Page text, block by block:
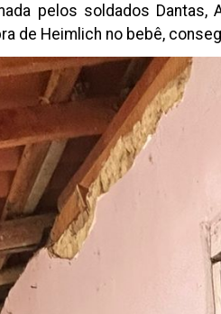
pelos soldados Dantas,
de Heimlich no bebê,